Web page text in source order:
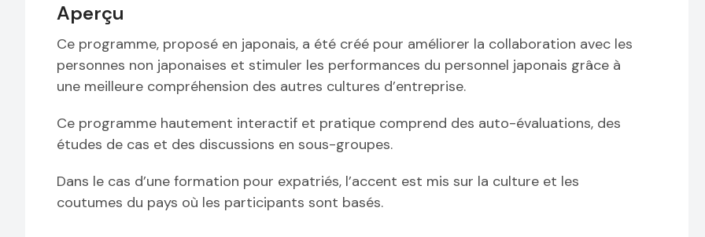
Aperçu
Ce programme, proposé en japonais, a été créé pour améliorer la collaboration avec les
personnes non japonaises et stimuler les performances du personnel japonais grâce à
une meilleure compréhension des autres cultures d’entreprise.
Ce programme hautement interactif et pratique comprend des auto-évaluations, des
études de cas et des discussions en sous-groupes.
Dans le cas d’une formation pour expatriés, l’accent est mis sur la culture et les
coutumes du pays où les participants sont basés.